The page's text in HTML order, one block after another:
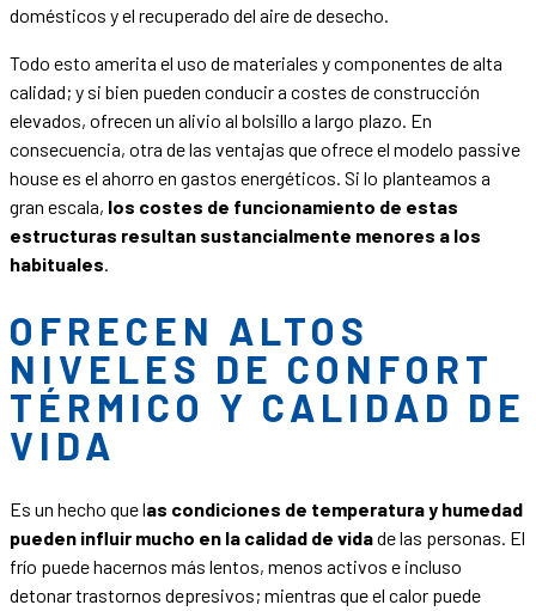
domésticos y el recuperado del aire de desecho.
Todo esto amerita el uso de materiales y componentes de alta
calidad; y si bien pueden conducir a costes de construcción
elevados, ofrecen un alivio al bolsillo a largo plazo. En
consecuencia, otra de las ventajas que ofrece el modelo passive
house es el ahorro en gastos energéticos. Si lo planteamos a
gran escala, los costes de funcionamiento de estas
estructuras resultan sustancialmente menores a los
habituales.
OFRECEN ALTOS
NIVELES DE CONFORT
TÉRMICO Y CALIDAD DE
VIDA
Es un hecho que las condiciones de temperatura y humedad
pueden influir mucho en la calidad de vidade las personas. El
frío puede hacernos más lentos, menos activos e incluso
detonar trastornos depresivos; mientras que el calor puede